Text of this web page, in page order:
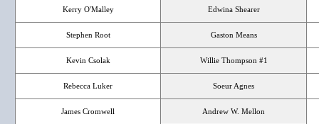
Kerry O'Malley Edwina Shearer
Stephen Root Gaston Means
Kevin Csolak Willie Thompson #1
Rebecca Luker Soeur Agnes
James Cromwell Andrew W. Mellon